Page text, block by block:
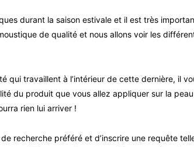
durant la saison estivale et il est très
de qualité et nous allons voir les
qui travaillent à l’intérieur de cette dernière, il
du produit que vous allez appliquer sur la
rien lui arriver !
recherche préféré et d’inscrire une requête